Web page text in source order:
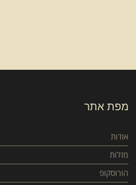
מפת אתר
אודות
מזלות
הורוסקופ